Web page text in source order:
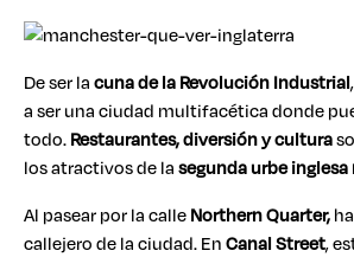
De ser lacuna de la Revolución Industrial
a ser una ciudad multifacética donde
todo.Restaurantes, diversión y cultura
los atractivos de lasegunda urbe inglesa
Al pasear por la calleNorthern Quarter,
callejero de la ciudad. EnCanal Street,